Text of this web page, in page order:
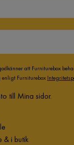
att Furniturebox
Furniturebox
till Mina sidor.
& i butik